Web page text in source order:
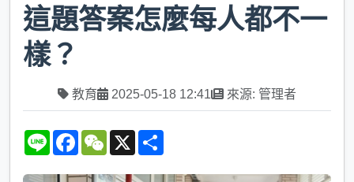
這題答案怎麼每人都不一
樣？
教育 2025-05-18 12:41 來源: 管理者
L
e
F
e
W
h
X
r